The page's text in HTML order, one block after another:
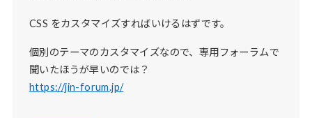
CSS をカスタマイズすればいけるはずです。
個別のテーマのカスタマイズなので、専用フォーラムで
聞いたほうが早いのでは？
https://jin-forum.jp/